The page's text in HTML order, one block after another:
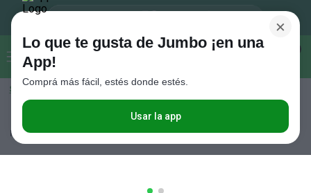
Buscar...
Seleccioná el método de entrega
×
Lo que te gusta de Jumbo ¡en una
App!
Comprá más fácil, estés donde estés.
Usar la app
Cuidado Personal Protección Femenina
Femeninas Normal Soft x 16 Un Ladysoft
Términos más buscados
.